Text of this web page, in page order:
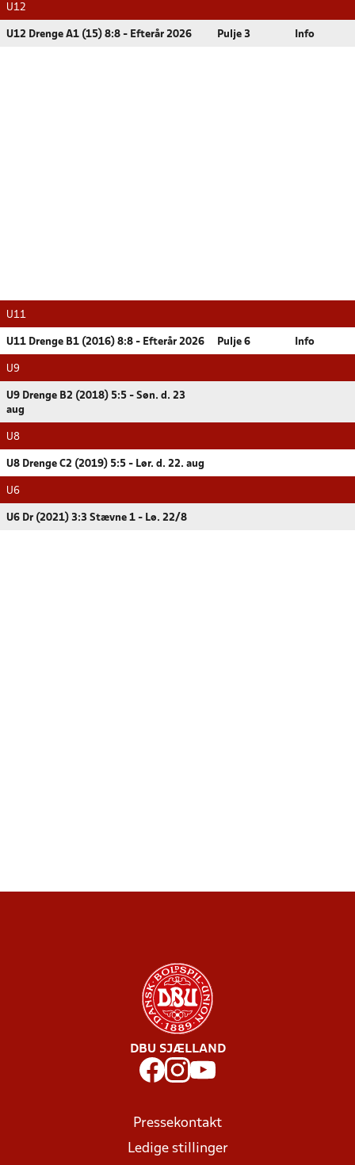
U12
U12 Drenge A1 (15) 8:8 - Efterår 2026 Pulje 3 Info
U11
U11 Drenge B1 (2016) 8:8 - Efterår 2026 Pulje 6 Info
U9
U9 Drenge B2 (2018) 5:5 - Søn. d. 23
aug
U8
U8 Drenge C2 (2019) 5:5 - Lør. d. 22. aug
U6
U6 Dr (2021) 3:3 Stævne 1 - Lø. 22/8
DBU SJÆLLAND
Pressekontakt
Ledige stillinger